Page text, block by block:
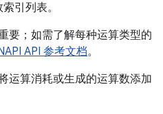
引列表。
要；如需了解每种运算类型的
API 参考文档。
运算消耗或生成的运算数添加